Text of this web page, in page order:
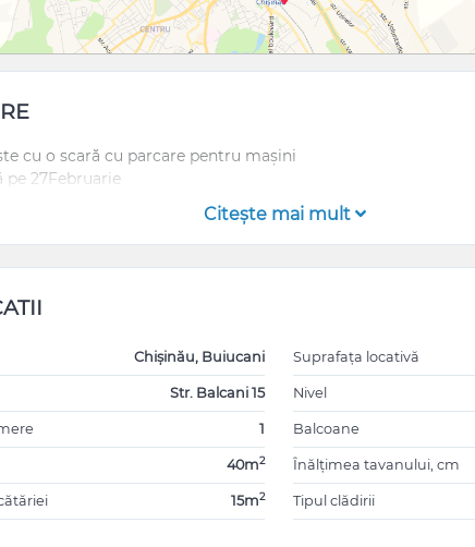
cu o scară cu parcare pentru mașini
pe 27Februarie
Citeşte mai mult
Chișinău, Buiucani
Str. Balcani 15
1
40m2
15m2
Suprafața locativă
Nivel
Balcoane
Înălțimea tavanului, cm
Tipul clădirii